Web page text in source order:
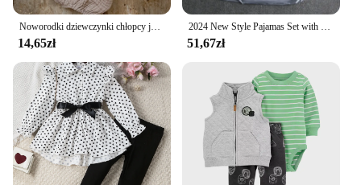
Noworodki dziewczynki chłopcy jesień z pełnym rękawem granatowy kołnierzyk koszulki solidne spodnie do chleba niemowlę dzieci czysta komplet odzieży bawełnianej 2 sztuki
14,65zł
2024 New Style Pajamas Set with Bra Pads, Silk Sexy Strappy Golden Floral Five-Piece Pajamas Thin Homewear
51,67zł